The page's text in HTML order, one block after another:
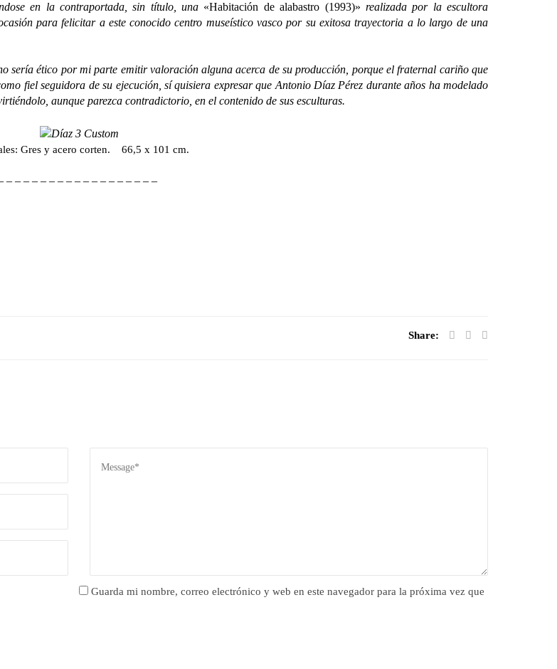
en la contraportada, sin título, una «Habitación de alabastro (1993)» realizada por la escultora
para felicitar a este conocido centro museístico vasco por su exitosa trayectoria a lo largo de una
ético por mi parte emitir valoración alguna acerca de su producción, porque el fraternal cariño que
fiel seguidora de su ejecución, sí quisiera expresar que Antonio Díaz Pérez durante años ha modelado
aunque parezca contradictorio, en el contenido de sus esculturas.
Gres y acero corten. 66,5 x 101 cm.
– – – – – – – – – – – – – – – – – –
Share:
Guarda mi nombre, correo electrónico y web en este navegador para la próxima vez que